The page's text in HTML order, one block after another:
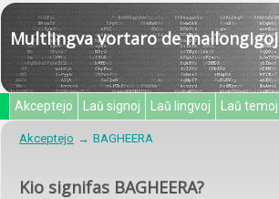
Multlingva vortaro de mallongigoj
Akceptejo Laŭ signoj Laŭ lingvoj Laŭ temoj
Akceptejo BAGHEERA
Kio signifas BAGHEERA?